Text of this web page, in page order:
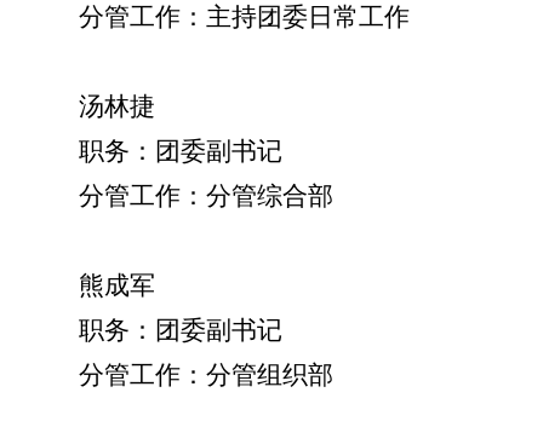
分管工作：主持团委日常工作
汤林捷
职务：团委副书记
分管工作：分管综合部
熊成军
职务：团委副书记
分管工作：分管组织部